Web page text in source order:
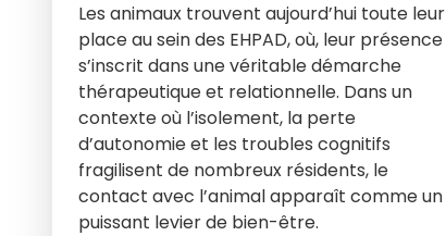
Les animaux trouvent aujourd’hui toute leur
place au sein des EHPAD, où, leur présence
s’inscrit dans une véritable démarche
thérapeutique et relationnelle. Dans un
contexte où l’isolement, la perte
d’autonomie et les troubles cognitifs
fragilisent de nombreux résidents, le
contact avec l’animal apparaît comme un
puissant levier de bien-être.